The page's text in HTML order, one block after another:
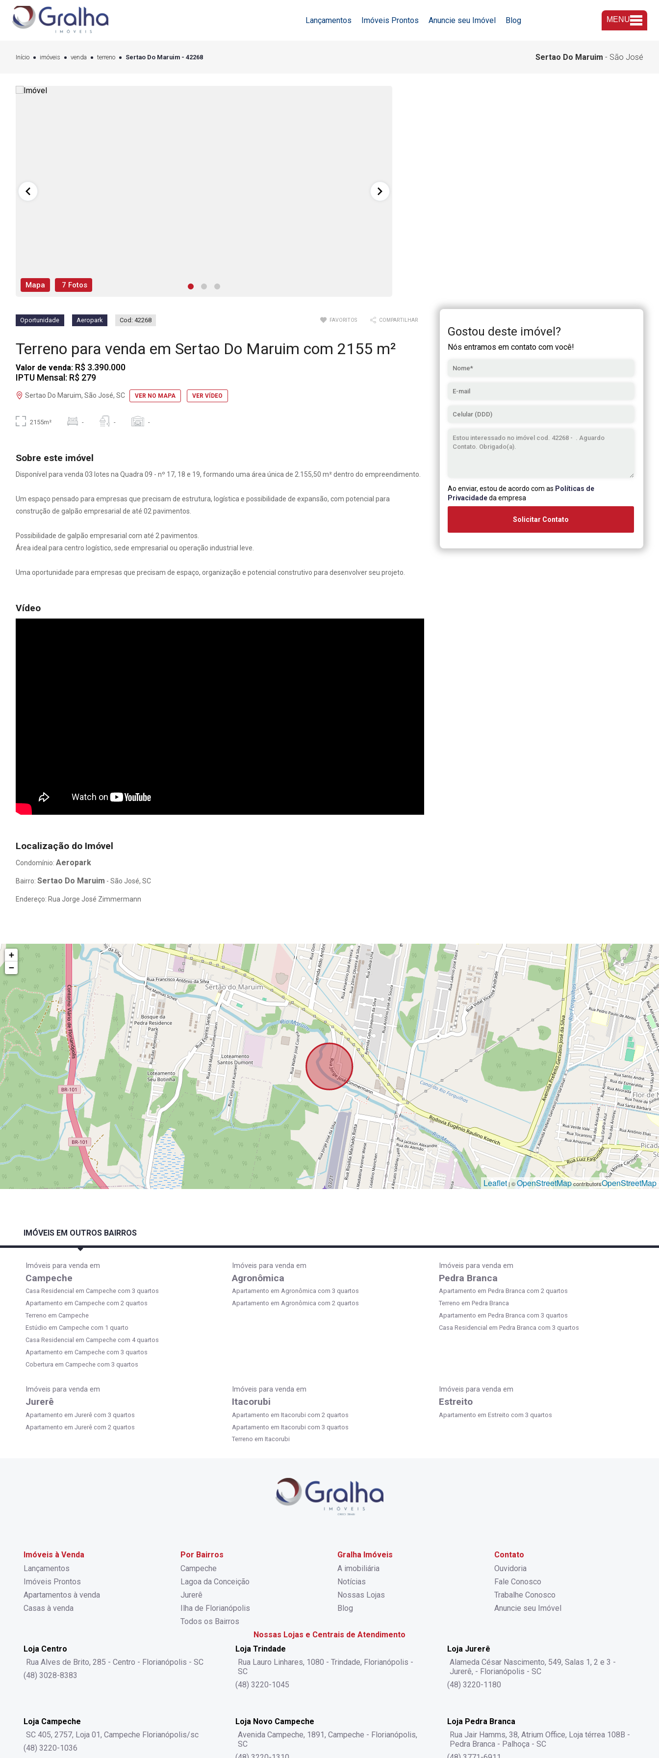
Lançamentos Imóveis Prontos Anuncie seu Imóvel Blog MENU
Início imóveis venda terreno Sertao Do Maruim - 42268 Sertao Do Maruim - São José
Mapa 7 Fotos
Oportunidade Aeropark Cod: 42268 FAVORITOS COMPARTILHAR
Terreno para venda em Sertao Do Maruim com 2155 m²
Valor de venda: R$ 3.390.000
IPTU Mensal: R$ 279
Sertao Do Maruim, São José, SC VER NO MAPA VER VÍDEO
2155m² - - -
Sobre este imóvel
Disponível para venda 03 lotes na Quadra 09 - nº 17, 18 e 19, formando uma área única de 2.155,50 m² dentro do empreendimento.
Um espaço pensado para empresas que precisam de estrutura, logística e possibilidade de expansão, com potencial para
construção de galpão empresarial de até 02 pavimentos.
Possibilidade de galpão empresarial com até 2 pavimentos.
Área ideal para centro logístico, sede empresarial ou operação industrial leve.
Uma oportunidade para empresas que precisam de espaço, organização e potencial construtivo para desenvolver seu projeto.
Vídeo
Localização do Imóvel
Condomínio: Aeropark
Bairro: Sertao Do Maruim - São José, SC
Endereço: Rua Jorge José Zimmermann
Gostou deste imóvel?
Nós entramos em contato com você!
Ao enviar, estou de acordo com as Políticas de
Privacidadeda empresa
Solicitar Contato
+
−
Leaflet| ©OpenStreetMapcontributorsOpenStreetMap
IMÓVEIS EM OUTROS BAIRROS
Imóveis para venda em
Campeche
Casa Residencial em Campeche com 3 quartos
Apartamento em Campeche com 2 quartos
Terreno em Campeche
Estúdio em Campeche com 1 quarto
Casa Residencial em Campeche com 4 quartos
Apartamento em Campeche com 3 quartos
Cobertura em Campeche com 3 quartos
Imóveis para venda em
Agronômica
Apartamento em Agronômica com 3 quartos
Apartamento em Agronômica com 2 quartos
Imóveis para venda em
Pedra Branca
Apartamento em Pedra Branca com 2 quartos
Terreno em Pedra Branca
Apartamento em Pedra Branca com 3 quartos
Casa Residencial em Pedra Branca com 3 quartos
Imóveis para venda em
Jurerê
Apartamento em Jurerê com 3 quartos
Apartamento em Jurerê com 2 quartos
Imóveis para venda em
Itacorubi
Apartamento em Itacorubi com 2 quartos
Apartamento em Itacorubi com 3 quartos
Terreno em Itacorubi
Imóveis para venda em
Estreito
Apartamento em Estreito com 3 quartos
Imóveis à Venda
Lançamentos
Imóveis Prontos
Apartamentos à venda
Casas à venda
Por Bairros
Campeche
Lagoa da Conceição
Jurerê
Ilha de Florianópolis
Todos os Bairros
Gralha Imóveis
A imobiliária
Notícias
Nossas Lojas
Blog
Contato
Ouvidoria
Fale Conosco
Trabalhe Conosco
Anuncie seu Imóvel
Nossas Lojas e Centrais de Atendimento
Loja Centro
Rua Alves de Brito, 285 - Centro - Florianópolis - SC
(48) 3028-8383
Loja Trindade
Rua Lauro Linhares, 1080 - Trindade, Florianópolis -
SC
(48) 3220-1045
Loja Jurerê
Alameda César Nascimento, 549, Salas 1, 2 e 3 -
Jurerê, - Florianópolis - SC
(48) 3220-1180
Loja Campeche
SC 405, 2757, Loja 01, Campeche Florianópolis/sc
(48) 3220-1036
Loja Novo Campeche
Avenida Campeche, 1891, Campeche - Florianópolis,
SC
Loja Pedra Branca
Rua Jair Hamms, 38, Atrium Office, Loja térrea 108B -
Pedra Branca - Palhoça - SC